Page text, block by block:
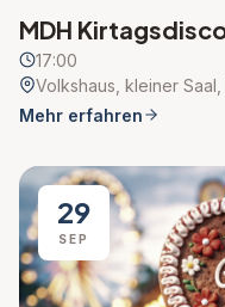
MDH
17:00
Volkshaus, kleiner Saal,
Mehr erfahren
29
SEP